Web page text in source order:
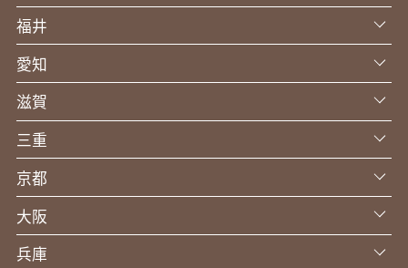
福井
愛知
滋賀
三重
京都
大阪
兵庫